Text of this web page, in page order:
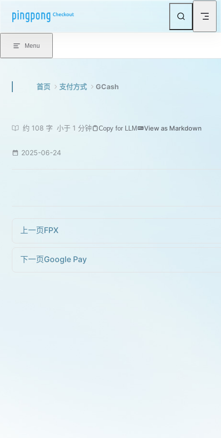
Skip to content
Menu
首页 支付方式 GCash
约 108 字 小于 1 分钟 Copy for LLM View as Markdown
2025-06-24
上一页FPX
下一页Google Pay